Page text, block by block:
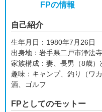
FPの情報
自己紹介
生年月日：1980年7月26日
出身地：岩手県二戸市浄法
家族構成：妻、長男（8歳
趣味：キャンプ、釣り（ワ
酒、ゴルフ
FPとしてのモットー